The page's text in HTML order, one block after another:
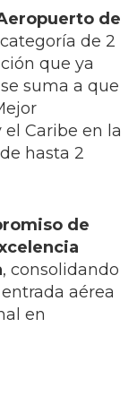
de
de 2
que ya
suma a que
Caribe en la
hasta 2
de
, consolidando
aérea
en